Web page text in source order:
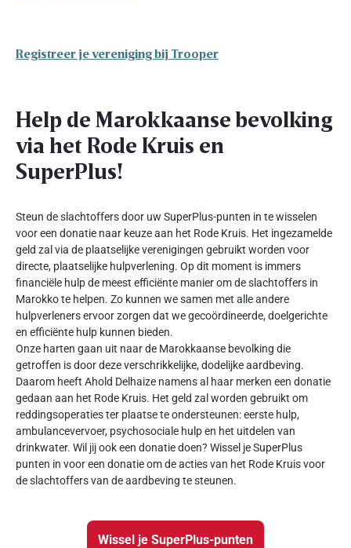
Registreer je vereniging bij Trooper
Help de Marokkaanse bevolking
via het Rode Kruis en
SuperPlus!
Steun de slachtoffers door uw SuperPlus-punten in te wisselen
voor een donatie naar keuze aan het Rode Kruis. Het ingezamelde
geld zal via de plaatselijke verenigingen gebruikt worden voor
directe, plaatselijke hulpverlening. Op dit moment is immers
financiële hulp de meest efficiënte manier om de slachtoffers in
Marokko te helpen. Zo kunnen we samen met alle andere
hulpverleners ervoor zorgen dat we gecoördineerde, doelgerichte
en efficiënte hulp kunnen bieden.
Onze harten gaan uit naar de Marokkaanse bevolking die
getroffen is door deze verschrikkelijke, dodelijke aardbeving.
Daarom heeft Ahold Delhaize namens al haar merken een donatie
gedaan aan het Rode Kruis. Het geld zal worden gebruikt om
reddingsoperaties ter plaatse te ondersteunen: eerste hulp,
ambulancevervoer, psychosociale hulp en het uitdelen van
drinkwater. Wil jij ook een donatie doen? Wissel je SuperPlus
punten in voor een donatie om de acties van het Rode Kruis voor
de slachtoffers van de aardbeving te steunen.
Wissel je SuperPlus-punten